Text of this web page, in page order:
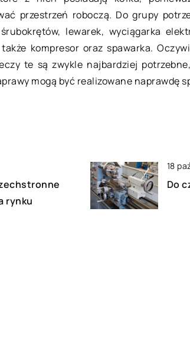
przestrzeń roboczą. Do grupy
lewarek, wyciągarka
kompresor oraz spawarka.
te są zwykle najbardziej
mogą być realizowane naprawdę
rynku
18
Do